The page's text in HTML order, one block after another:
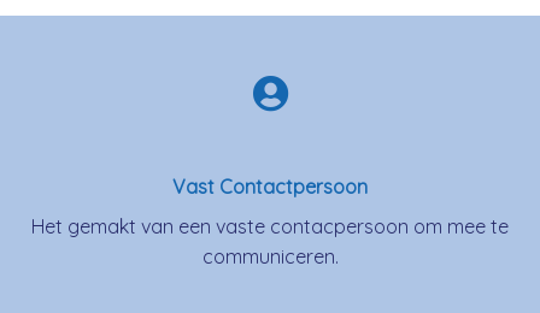
Vast Contactpersoon
Het gemakt van een vaste contacpersoon om mee te
communiceren.